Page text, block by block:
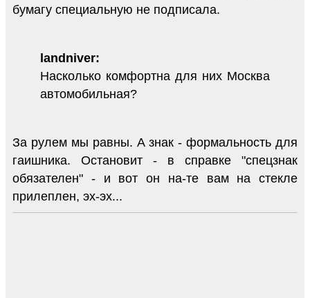
бумагу специальную не подписала.
landniver:
Насколько комфортна для них Москва
автомобильная?
За рулем мы равны. А знак - формальность для
гаишника. Остановит - в справке "спецзнак
обязателен" - и вот он на-те вам на стекле
прилеплен, эх-эх...